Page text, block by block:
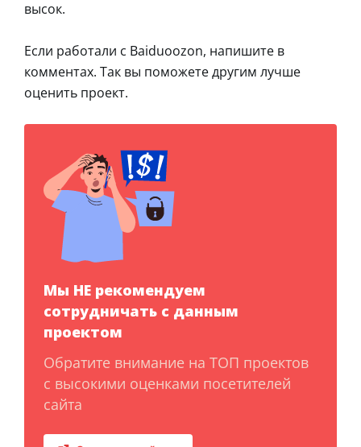
высок.
Если работали с Baiduoozon, напишите в
комментах. Так вы поможете другим лучше
оценить проект.
Мы НЕ рекомендуем
сотрудничать с данным
проектом
Обратите внимание на ТОП проектов
с высокими оценками посетителей
сайта